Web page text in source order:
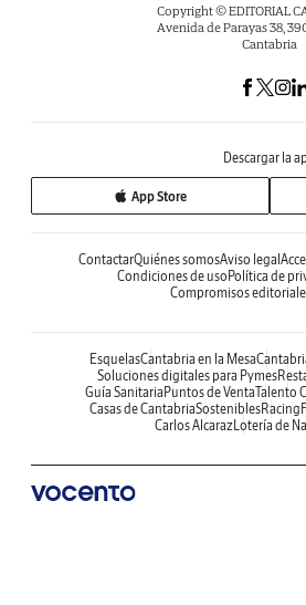
Copyright © EDITORIAL
Avenida de Parayas 38,
Cantabria
Descargar la
App Store
ContactarQuiénes somosAviso legal
Condiciones de uso Política de
Compromisos
EsquelasCantabria en la Mesa
Soluciones digitales para Pymes
Guía Sanitaria Puntos de VentaTalento
Casas de CantabriaSosteniblesRacing
Carlos AlcarazLotería de